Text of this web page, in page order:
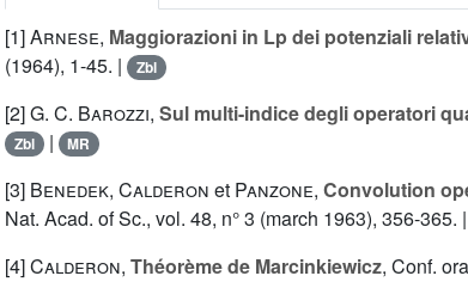
[1]Arnese, Maggiorazioni in Lp dei potenziali
(1964), 1-45. |
Zbl
[2]G. C. Barozzi, Sul multi-indice degli operatori
Zbl | MR
[3] Benedek, Calderon et Panzone, Convolution
Nat. Acad. of Sc., vol. 48, n° 3 (march 1963), 356-365. |
[4]Calderon, Théorème de Marcinkiewicz, Conf.